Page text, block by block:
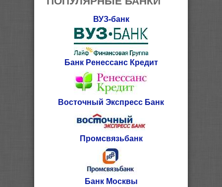
ВУЗ-банк
Банк Ренессанс Кредит
Восточный Экспресс Банк
Промсвязьбанк
Банк Москвы